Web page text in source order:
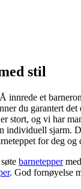
stil
innrede et
du garantert
og vi har
individuell
for deg og
barnetepper
. God fornøyelse